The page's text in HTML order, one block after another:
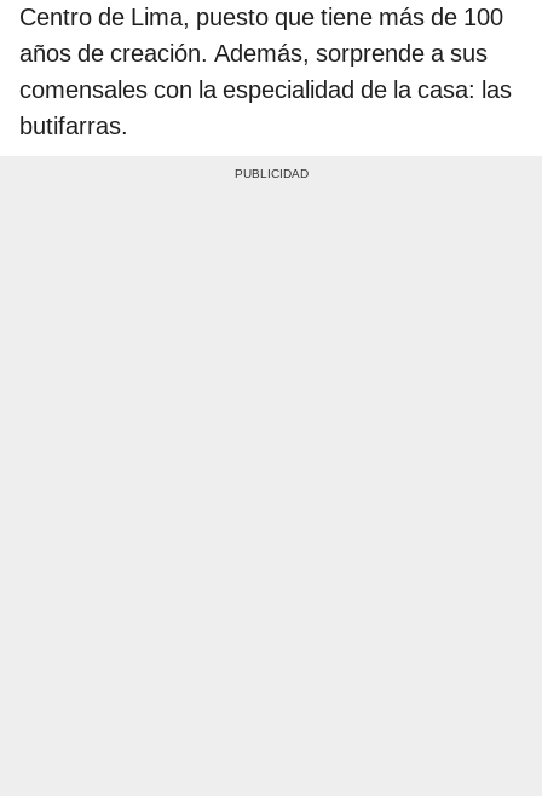
Centro de Lima, puesto que tiene más de 100
años de creación. Además, sorprende a sus
comensales con la especialidad de la casa: las
butifarras.